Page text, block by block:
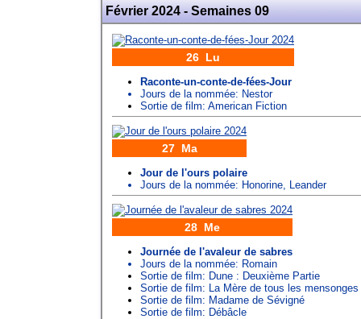
Février 2024 - Semaines 09
26 Lu
Raconte-un-conte-de-fées-Jour
Jours de la nommée: Nestor
Sortie de film: American Fiction
27 Ma
Jour de l'ours polaire
Jours de la nommée: Honorine Leander
28 Me
Journée de l'avaleur de sabres
Jours de la nommée: Romain
Sortie de film: Dune : Deuxième Partie
Sortie de film: La Mère de tous les mensonges
Sortie de film: Madame de Sévigné
Sortie de film: Débâcle